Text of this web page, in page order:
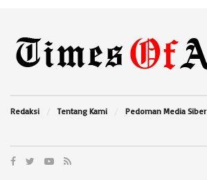
Redaksi Tentang Kami Pedoman Media Siber